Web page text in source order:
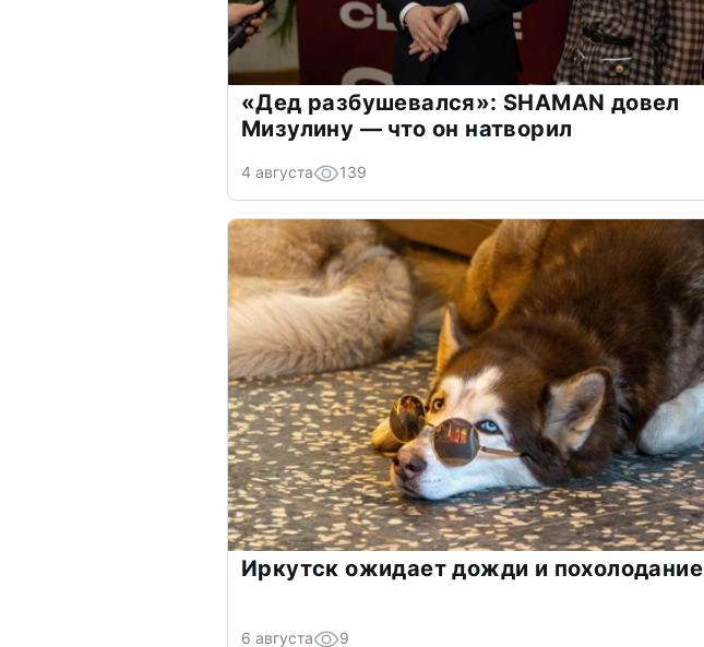
«Дед разбушевался»: SHAMAN довел
Мизулину — что он натворил
4 августа 139
Иркутск ожидает дожди и похолодание
6 августа 9